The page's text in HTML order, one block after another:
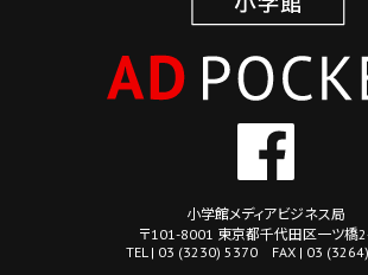
小学館メディアビジネス局
〒101-8001 東京都千代田区一ツ橋
TEL | 03 (3230) 5370 FAX | 03